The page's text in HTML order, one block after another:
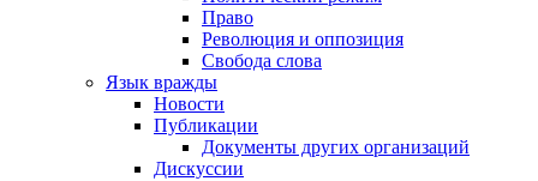
Право
Революция и оппозиция
Свобода слова
Язык вражды
Новости
Публикации
Документы других организаций
Дискуссии